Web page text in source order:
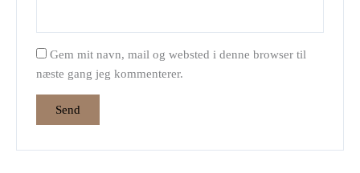
Gem mit navn, mail og websted i denne browser til
næste gang jeg kommenterer.